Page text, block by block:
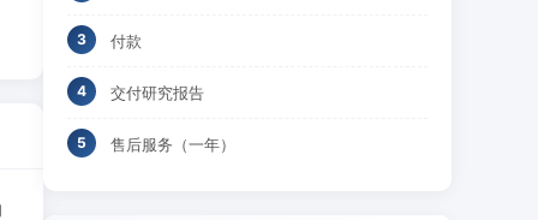
付款
交付研究报告
售后服务（一年）